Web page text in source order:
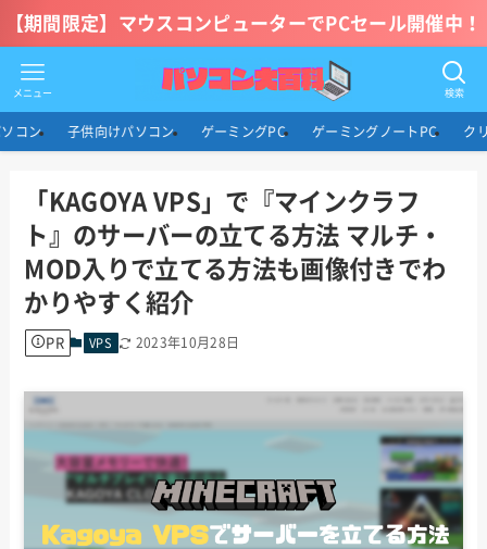
【期間限定】マウスコンピューターでPCセール開催中！
検索
メニュー
コン 子供向けパソコン ゲーミングPC ゲーミングノートPC ク
「KAGOYA VPS」で『マインクラフ
ト』のサーバーの立てる方法 マルチ・
MOD入りで立てる方法も画像付きでわ
かりやすく紹介
PR VPS 2023年10月28日